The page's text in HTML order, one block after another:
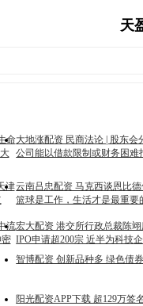
天
命大地涨配资 民商法论 | 股东会
公司能以借款限制或财务困难
津云南吕忠配资 马克西谈恩比
篮球是工作，生活才是最重要
流宏大配资 港交所行政总裁陈
IPO申请超200宗 近半为科技
智博配资 创新品种多 绿色债
阳光配资APP下载 超129万签